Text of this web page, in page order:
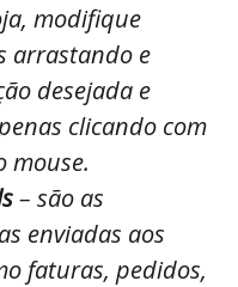
modifique
arrastando e
desejada e
clicando com
mouse.
– são as
enviadas aos
faturas, pedidos,